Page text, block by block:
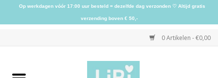
0 Artikelen - €0,00
Op werkdagen vóór 17:00 uur besteld = dezelfde dag verzonden ♡ Altijd gratis
verzending boven € 50,-